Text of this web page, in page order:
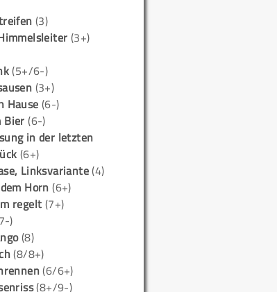
(3)
(3+)
(5+/6-)
(3+)
Hause (6-)
Bier (6-)
in der letzten
(6+)
Linksvariante(4)
Horn (6+)
regelt (7+)
)
(8)
(8/8+)
(6/6+)
(8+/9-)